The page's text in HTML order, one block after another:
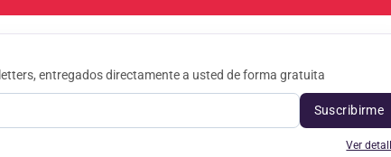
entregados directamente a usted de forma gratuita
Suscribirme
Ver